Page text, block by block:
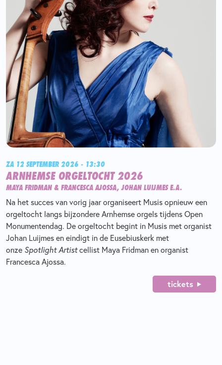
ZA 12 SEPTEMBER 2026 - 13:30
ARNHEMSE ORGELTOCHT 2026
MAYA FRIDMAN & FRANCESCA AJOSSA, JOHAN LUIJMES E.A.
Na het succes van vorig jaar organiseert Musis opnieuw een
orgeltocht langs bijzondere Arnhemse orgels tijdens Open
Monumentendag. De orgeltocht begint in Musis met organist
Johan Luijmes en eindigt in de Eusebiuskerk met
onze Spotlight Artistcellist Maya Fridman en organist
Francesca Ajossa.
tickets